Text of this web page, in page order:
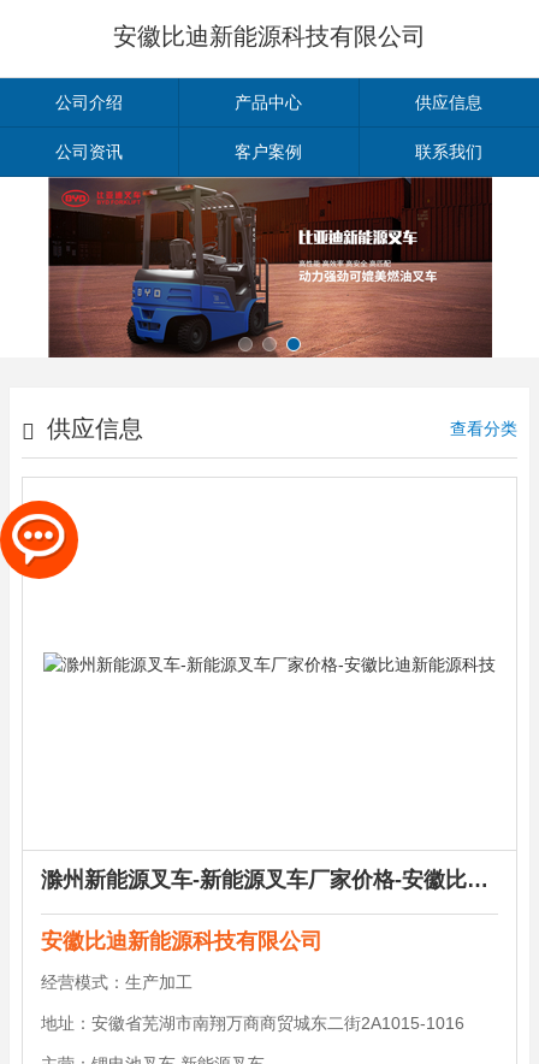
安徽比迪新能源科技有限公司
公司介绍 产品中心 供应信息
公司资讯 客户案例 联系我们
供应信息 查看分类
滁州新能源叉车-新能源叉车厂家价格-安徽比迪新能源科技
安徽比迪新能源科技有限公司
经营模式： 生产加工
地址： 安徽省芜湖市南翔万商商贸城东二街2A1015-1016